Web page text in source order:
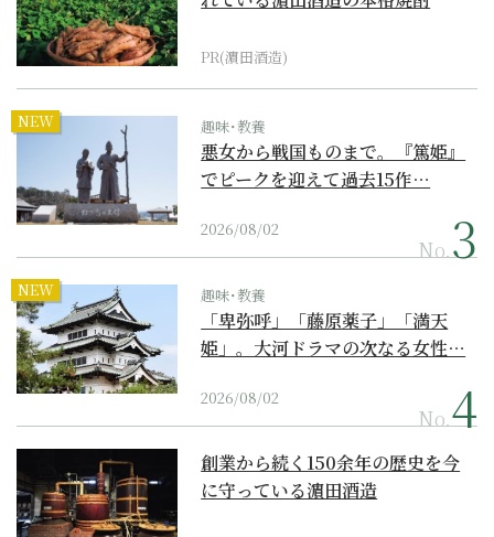
PR(濵田酒造)
NEW 趣味･教養
悪女から戦国ものまで。『篤姫』
でピークを迎えて過去15作…
2026/08/02
No.
NEW 趣味･教養
「卑弥呼」「藤原薬子」「満天
姫」。大河ドラマの次なる女性…
2026/08/02
No.
創業から続く150余年の歴史を今
に守っている濵田酒造